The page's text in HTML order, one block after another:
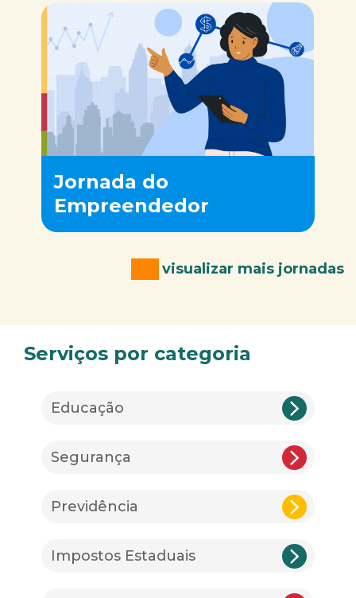
Jornada do
Empreendedor
visualizar mais jornadas
Serviços por categoria
Educação
Segurança
Previdência
Impostos Estaduais